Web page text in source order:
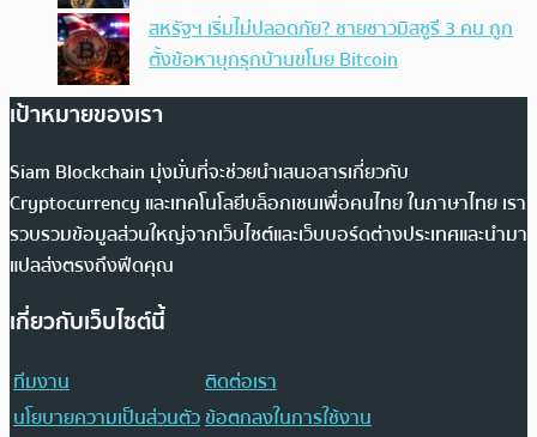
สหรัฐฯ เริ่มไม่ปลอดภัย? ชายชาวมิสซูรี 3 คน ถูก
ตั้งข้อหาบุกรุกบ้านขโมย Bitcoin
เป้าหมายของเรา
Siam Blockchain มุ่งมั่นที่จะช่วยนำเสนอสารเกี่ยวกับ
Cryptocurrency และเทคโนโลยีบล็อกเชนเพื่อคนไทย ในภาษาไทย เรา
รวบรวมข้อมูลส่วนใหญ่จากเว็บไซต์และเว็บบอร์ดต่างประเทศและนำมา
แปลส่งตรงถึงฟีดคุณ
เกี่ยวกับเว็บไซต์นี้
ทีมงาน
ติดต่อเรา
นโยบายความเป็นส่วนตัวข้อตกลงในการใช้งาน